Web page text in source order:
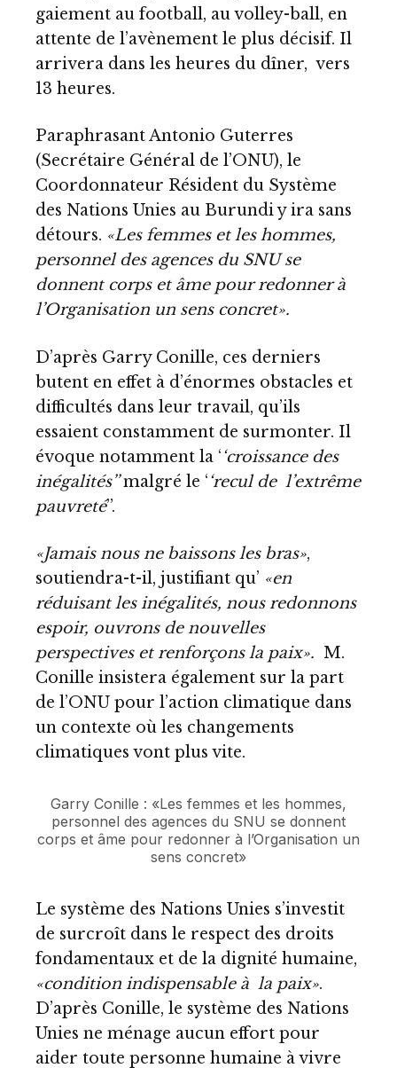
gaiement au football, au volley-ball, en
attente de l’avènement le plus décisif. Il
arrivera dans les heures du dîner, vers
13 heures.
Paraphrasant Antonio Guterres
(Secrétaire Général de l’ONU), le
Coordonnateur Résident du Système
des Nations Unies au Burundi y ira sans
détours. «Les femmes et les hommes,
personnel des agences du SNU se
donnent corps et âme pour redonner à
l’Organisation un sens concret».
D’après Garry Conille, ces derniers
butent en effet à d’énormes obstacles et
difficultés dans leur travail, qu’ils
essaient constamment de surmonter. Il
évoque notamment la ‘‘croissance des
inégalités’’malgré le ‘‘recul de l’extrême
pauvreté’’.
«Jamais nous ne baissons les bras»,
soutiendra-t-il, justifiant qu’ «en
réduisant les inégalités, nous redonnons
espoir, ouvrons de nouvelles
perspectives et renforçons la paix». M.
Conille insistera également sur la part
de l’ONU pour l’action climatique dans
un contexte où les changements
climatiques vont plus vite.
Garry Conille : «Les femmes et les hommes,
personnel des agences du SNU se donnent
corps et âme pour redonner à l’Organisation un
sens concret»
Le système des Nations Unies s’investit
de surcroît dans le respect des droits
fondamentaux et de la dignité humaine,
«condition indispensable à la paix».
D’après Conille, le système des Nations
Unies ne ménage aucun effort pour
aider toute personne humaine à vivre